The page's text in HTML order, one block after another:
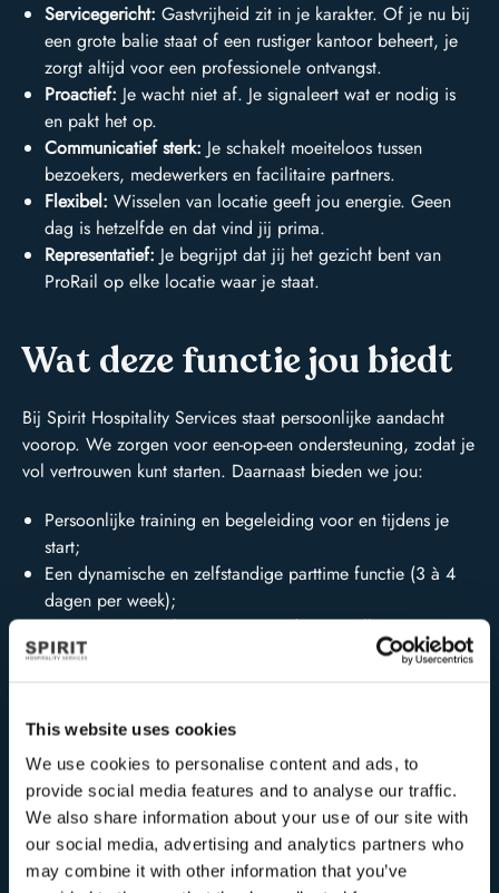
This website uses cookies
We use cookies to personalise content and ads, to
provide social media features and to analyse our traffic.
We also share information about your use of our site with
our social media, advertising and analytics partners who
may combine it with other information that you’ve
Servicegericht: Gastvrijheid zit in je karakter. Of je nu bij
een grote balie staat of een rustiger kantoor beheert, je
zorgt altijd voor een professionele ontvangst.
Proactief: Je wacht niet af. Je signaleert wat er nodig is
en pakt het op.
Communicatief sterk: Je schakelt moeiteloos tussen
bezoekers, medewerkers en facilitaire partners.
Flexibel: Wisselen van locatie geeft jou energie. Geen
dag is hetzelfde en dat vind jij prima.
Representatief: Je begrijpt dat jij het gezicht bent van
ProRail op elke locatie waar je staat.
Wat deze functie jou biedt
Bij Spirit Hospitality Services staat persoonlijke aandacht
voorop. We zorgen voor een-op-een ondersteuning, zodat je
vol vertrouwen kunt starten. Daarnaast bieden we jou:
Persoonlijke training en begeleiding voor en tijdens je
start;
Een dynamische en zelfstandige parttime functie (3 à 4
dagen per week);
Een team van enthousiaste en gedreven collega’s;
Een aantrekkelijk salaris, pensioenregeling en
Nederland;
Ruimte voor eigen verantwoordelijkheid en initiatief.
Onze ideale kandidaat